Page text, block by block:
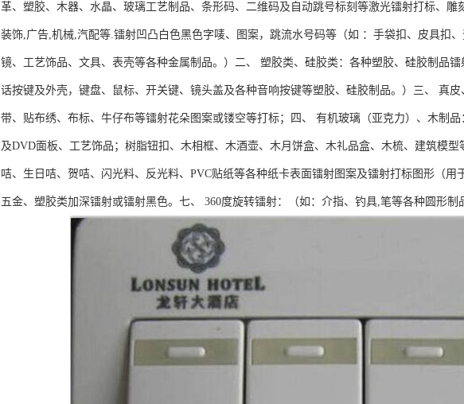
革、塑胶、木器、水晶、玻璃工艺制品、条形码、二维码及自动跳号标刻等激光镭射打标、
装饰,广告,机械,汽配等.镭射凹凸白色黑色字唛、图案，跳流水号码等（如 ：手袋扣、皮具扣
镜、工艺饰品、文具、表壳等各种金属制品。）二、 塑胶类、硅胶类：各种塑胶、硅胶制品
话按键及外壳，键盘、鼠标、开关键、镜头盖及各种音响按键等塑胶、硅胶制品。）三、 真
带、贴布绣、布标、牛仔布等镭射花朵图案或镂空等打标；四、 有机玻璃（亚克力）、木制
及DVD面板、工艺饰品；树脂钮扣、木相框、木酒壶、木月饼盒、木礼品盒、木梳、建筑模
咭、生日咭、贺咭、闪光料、反光料、PVC贴纸等各种纸卡表面镭射图案及镭射打标图形（用
五金、塑胶类加深镭射或镭射黑色。七、 360度旋转镭射：（如：介指、钓具,笔等各种圆形制